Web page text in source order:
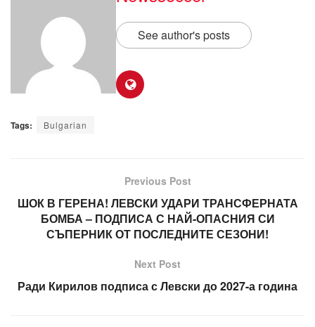
See author's posts
Tags: Bulgarian
Previous Post
ШОК В ГЕРЕНА! ЛЕВСКИ УДАРИ ТРАНСФЕРНАТА
БОМБА – ПОДПИСА С НАЙ-ОПАСНИЯ СИ
СЪПЕРНИК ОТ ПОСЛЕДНИТЕ СЕЗОНИ!
Next Post
Ради Кирилов подписа с Левски до 2027-а година